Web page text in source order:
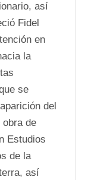
así
Fidel
en
la
se
del
de
Estudios
de la
así